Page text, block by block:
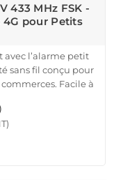
433 MHz FSK -
4G pour Petits
l’alarme petit
sans fil conçu pour
Facile à
à distance
et iOS.
vous bénéficiez
La